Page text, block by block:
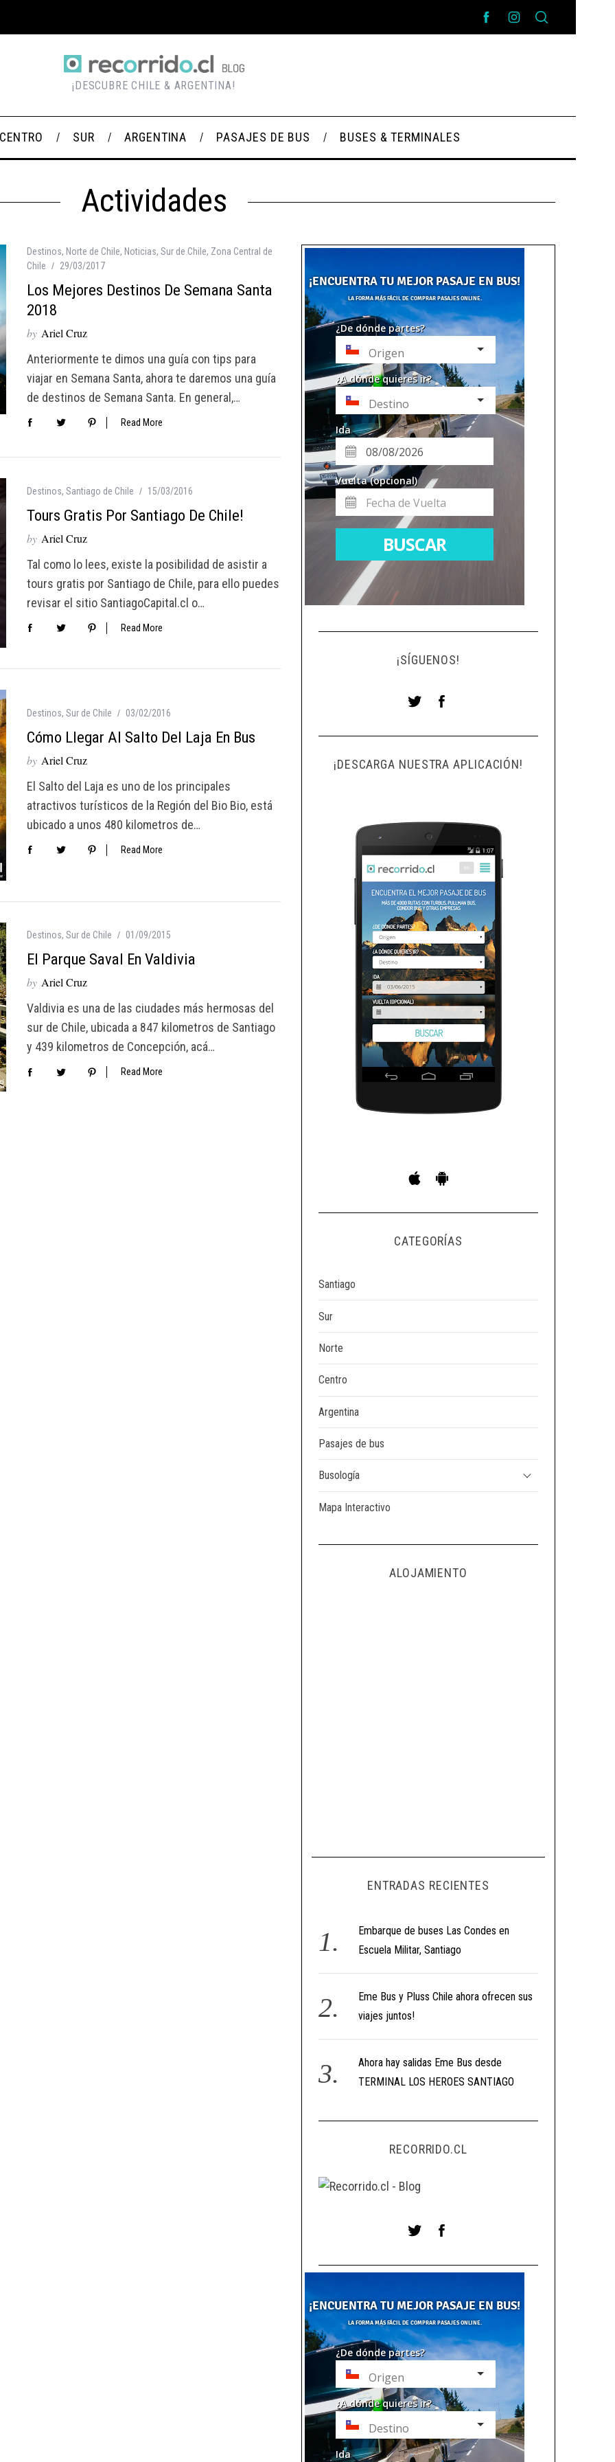
¡DESCUBRE CHILE & ARGENTINA!
CENTRO SUR ARGENTINA PASAJES DE BUS BUSES & TERMINALES
Actividades
Destinos, Norte de Chile, Noticias, Sur de Chile, Zona Central de
Chile
29/03/2017
Los Mejores Destinos De Semana Santa
2018
by Ariel Cruz
Anteriormente te dimos una guía con tips para
viajar en Semana Santa, ahora te daremos una guía
de destinos de Semana Santa. En general,…
Read More
Destinos, Santiago de Chile 15/03/2016
Tours Gratis Por Santiago De Chile!
by Ariel Cruz
Tal como lo lees, existe la posibilidad de asistir a
tours gratis por Santiago de Chile, para ello puedes
revisar el sitio SantiagoCapital.cl o…
Read More
Destinos, Sur de Chile 03/02/2016
Cómo Llegar Al Salto Del Laja En Bus
by Ariel Cruz
El Salto del Laja es uno de los principales
atractivos turísticos de la Región del Bio Bio, está
ubicado a unos 480 kilometros de…
Read More
Destinos, Sur de Chile 01/09/2015
El Parque Saval En Valdivia
by Ariel Cruz
Valdivia es una de las ciudades más hermosas del
sur de Chile, ubicada a 847 kilometros de Santiago
y 439 kilometros de Concepción, acá…
Read More
¡SÍGUENOS!
¡DESCARGA NUESTRA APLICACIÓN!
CATEGORÍAS
Santiago
Sur
Norte
Centro
Argentina
Pasajes de bus
Busología
Mapa Interactivo
ALOJAMIENTO
ENTRADAS RECIENTES
Embarque de buses Las Condes en
Escuela Militar, Santiago
Eme Bus y Pluss Chile ahora ofrecen sus
viajes juntos!
Ahora hay salidas Eme Bus desde
TERMINAL LOS HEROES SANTIAGO
RECORRIDO.CL